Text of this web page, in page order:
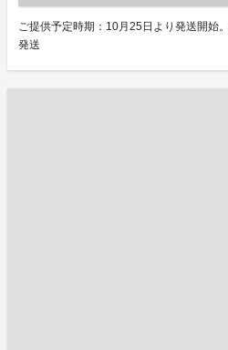
ご提供予定時期：10月25日より発送開始
発送